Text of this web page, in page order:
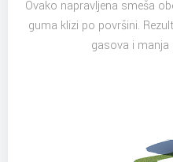
Ovako napravljena smeša
guma klizi po površini.
gasova i